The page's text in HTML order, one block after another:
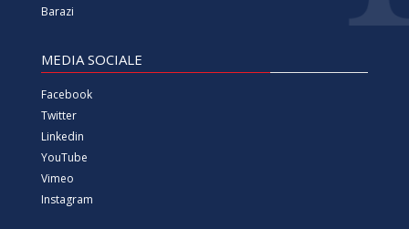
Barazi
MEDIA SOCIALE
Facebook
Twitter
Linkedin
YouTube
Vimeo
Instagram